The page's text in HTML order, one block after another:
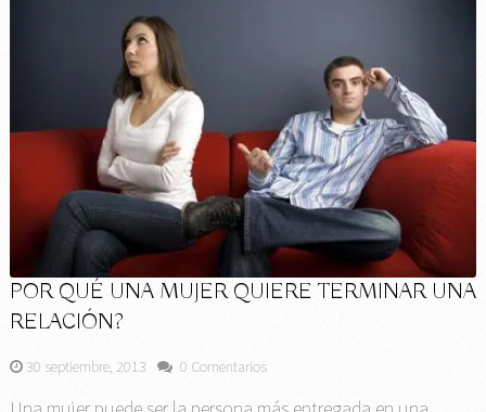
POR QUÉ UNA MUJER QUIERE TERMINAR UNA
RELACIÓN?
30 septiembre, 2013 0 Comentarios